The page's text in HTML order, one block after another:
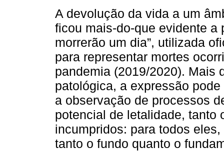
A devolução da vida a um
ficou mais-do-que evidente a
morrerão um dia”, utilizada
para representar mortes
pandemia (2019/2020). Mais
patológica, a expressão
a observação de processos
potencial de letalidade, tanto
incumpridos: para todos
tanto o fundo quanto o